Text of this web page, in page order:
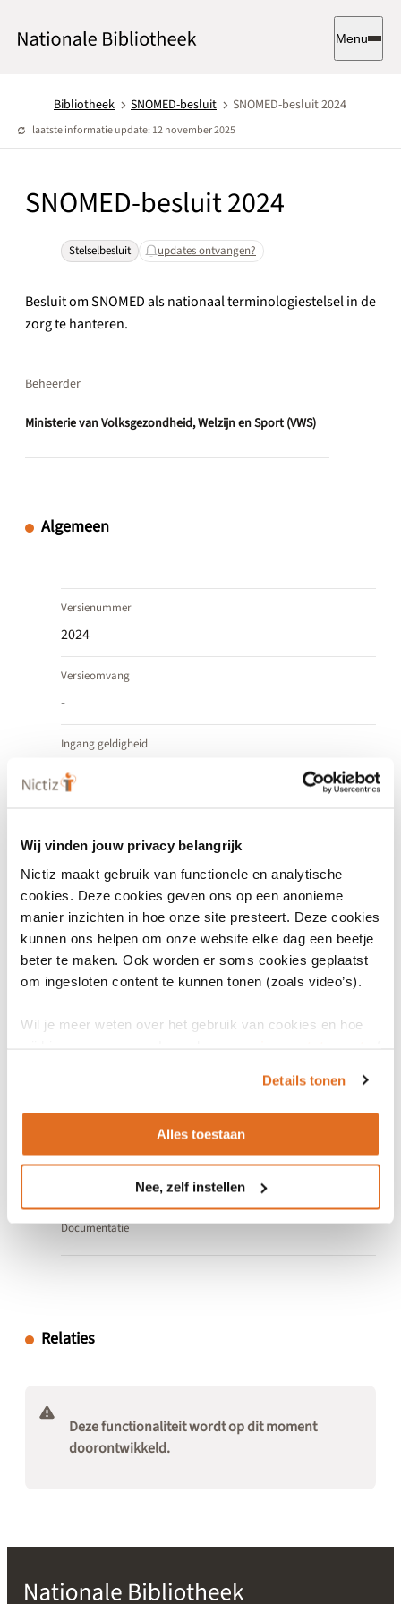
Wij vinden jouw privacy belangrijk
Nictiz maakt gebruik van functionele en analytische
cookies. Deze cookies geven ons op een anonieme
manier inzichten in hoe onze site presteert. Deze cookies
kunnen ons helpen om onze website elke dag een beetje
beter te maken. Ook worden er soms cookies geplaatst
om ingesloten content te kunnen tonen (zoals video’s).
Wil je meer weten over het gebruik van cookies en hoe
Details tonen
Alles toestaan
Nee, zelf instellen
Menu
Bibliotheek SNOMED-besluit SNOMED-besluit 2024
laatste informatie update: 12 november 2025
SNOMED-besluit 2024
Stelselbesluit updates ontvangen?
Besluit om SNOMED als nationaal terminologiestelsel in de
zorg te hanteren.
Beheerder
Ministerie van Volksgezondheid, Welzijn en Sport (VWS)
Algemeen
Versienummer
2024
Versieomvang
-
Ingang geldigheid
11 september 2024
-
Status
Actief
Datum release
11 september 2024 Vastgesteld
Algemene informatie
Kamerbrief Implementatiestrategie SNOMED
Documentatie
Relaties
Deze functionaliteit wordt op dit moment
doorontwikkeld.